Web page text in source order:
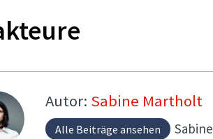
Autor: Sabine Martholt
Alle Beiträge ansehen Sabine